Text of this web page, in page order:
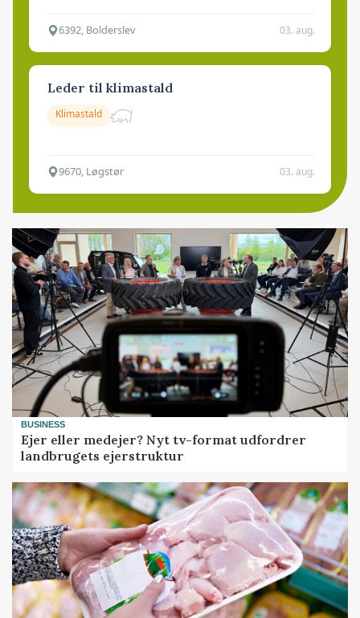
6392, Bolderslev 03. aug.
Leder til klimastald
Klimastald
9670, Løgstør 03. aug.
BUSINESS
Ejer eller medejer? Nyt tv-format udfordrer
landbrugets ejerstruktur